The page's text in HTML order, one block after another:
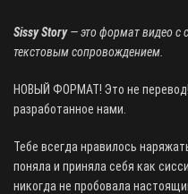
Sissy Story— это формат видео с
текстовым сопровождением.
НОВЫЙ ФОРМАТ! Это не
разработанное нами.
Тебе всегда нравилось
поняла и приняла себя как
никогда не пробовала